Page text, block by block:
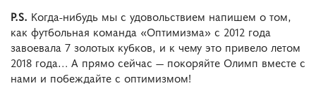
P.S. Когда-нибудь мы с удовольствием напишем о том,
как футбольная команда «Оптимизма» с 2012 года
завоевала 7 золотых кубков, и к чему это привело летом
2018 года… А прямо сейчас — покоряйте Олимп вместе с
нами и побеждайте с оптимизмом!